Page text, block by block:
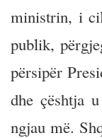
ministrin, i
publik,
përsipër
dhe çështja
ngjau më.